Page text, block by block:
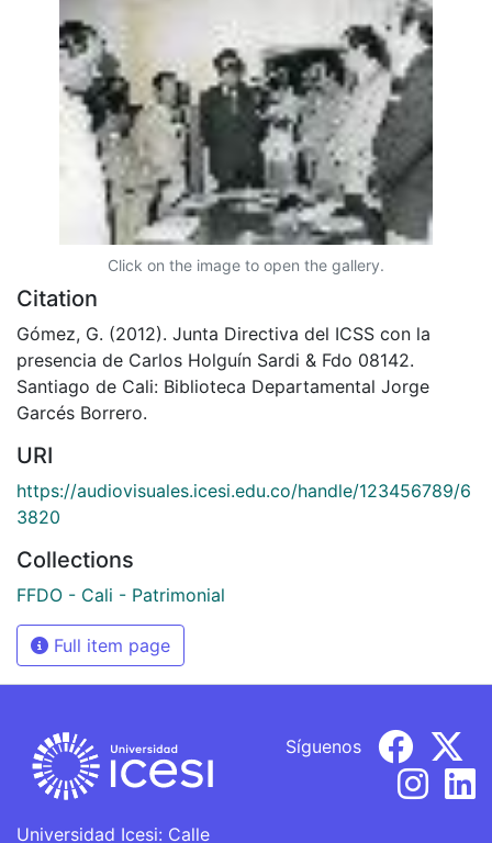
Click on the image to open the gallery.
Citation
Gómez, G. (2012). Junta Directiva del ICSS con la
presencia de Carlos Holguín Sardi & Fdo 08142.
Santiago de Cali: Biblioteca Departamental Jorge
Garcés Borrero.
URI
https://audiovisuales.icesi.edu.co/handle/123456789/6
3820
Collections
FFDO - Cali - Patrimonial
Full item page
Universidad Icesi: Calle
Síguenos